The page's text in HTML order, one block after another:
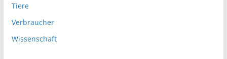
Tiere
Verbraucher
Wissenschaft